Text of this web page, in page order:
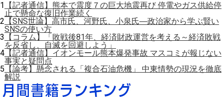
1
【記者通信】熊本で震度７の巨大地震再び 停電やガス供給停
止で懸命な復旧作業続く
2 【SNS世論】高市氏、河野氏、小泉氏―政治家から学ぶ賢い
SNSの使い方
3
【コラム】「敗戦後81年、経済財政運営を考える～経済敗戦
を反省し、自滅を回避しよう」
4 【記者通信】イオンモール熊本爆発事故 マスコミが報じない
事実と疑問点
5 【論考】懸念される「複合石油危機」 中東情勢の現況を徹底
解説